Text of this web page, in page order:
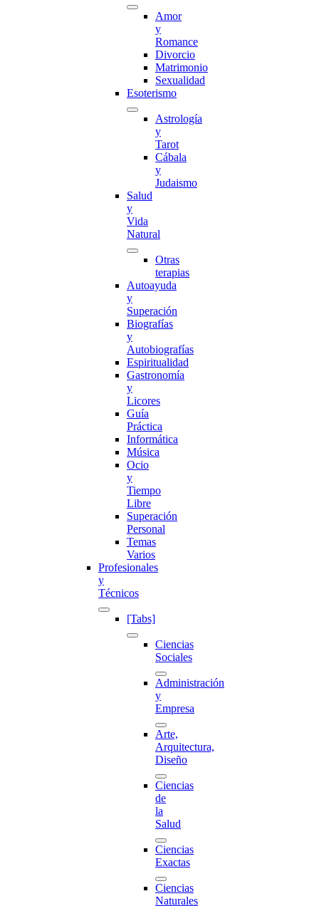
Amor
y
Romance
Divorcio
Matrimonio
Sexualidad
Esoterismo
Astrología
y
Tarot
Cábala
y
Judaismo
Salud
y
Vida
Natural
Otras
terapias
Autoayuda
y
Superación
Biografías
y
Autobiografías
Espiritualidad
Gastronomía
y
Licores
Guía
Práctica
Informática
Música
Ocio
y
Tiempo
Libre
Superación
Personal
Temas
Varios
Profesionales
y
Técnicos
[Tabs]
Ciencias
Sociales
Administración
y
Empresa
Arte,
Arquitectura,
Diseño
Ciencias
de
la
Salud
Ciencias
Exactas
Ciencias
Naturales